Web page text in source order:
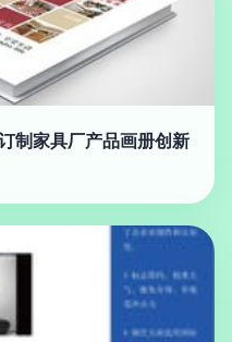
制家具厂产品画册创新